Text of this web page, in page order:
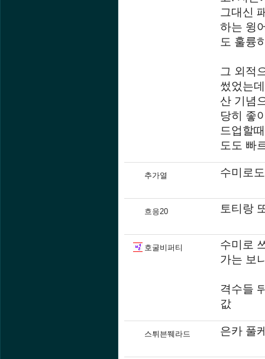
그대신
하는 윙
도 훌륭
그 외적
썼었는
산 기념
당히 좋
드업할
도도 빠
추가열 수미로
흐응20 토티랑
호굴비퍼티
수미로
가는 보
격수들
값
스튀븐쮀라드 은카 풀